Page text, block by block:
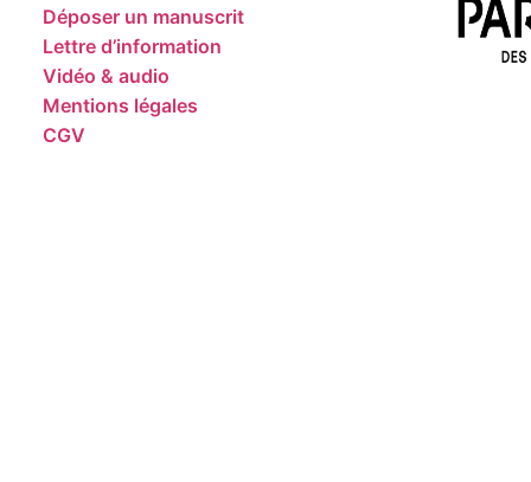
Déposer un manuscrit
Lettre d’information
Vidéo & audio
Mentions légales
CGV